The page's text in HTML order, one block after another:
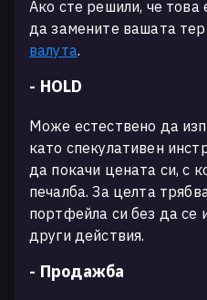
Ако сте решили, че това
да замените вашата
валута.
- HOLD
Може естествено да
като спекулативен
да покачи цената си, с
печалба. За целта
портфейла си без да се
други действия.
- Продажба